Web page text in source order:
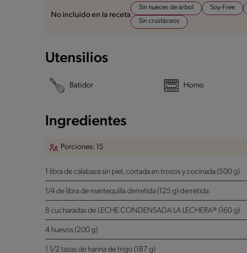
No incluido en la receta
Sin nueces de árbol Soy-Free
Sin crustáceos
Utensilios
Batidor Horno
Ingredientes
Porciones: 15
1 libra de calabaza sin piel, cortada en trozos y cocinada (500 g)
1/4 de libra de mantequilla derretida (125 g)derretida
8 cucharadas de LECHE CONDENSADA LA LECHERA® (160 g)
4 huevos (200 g)
1 1/2 tazas de harina de trigo (187 g)